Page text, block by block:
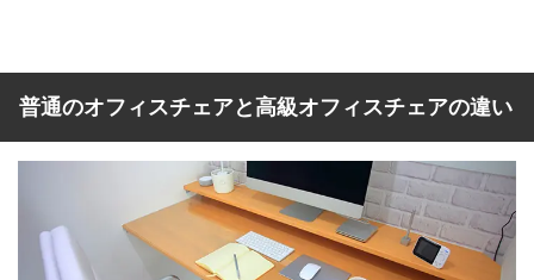
普通のオフィスチェアと高級オフィスチェアの違い